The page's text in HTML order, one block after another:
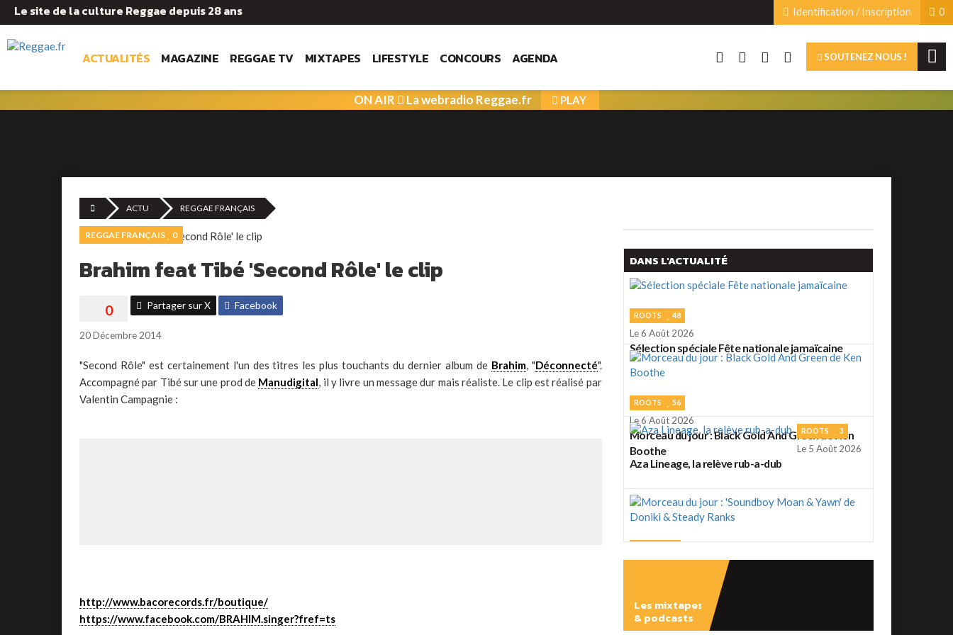
Le site de la culture Reggae depuis 28 ans 0
Identification / Inscription
ACTUALITÉS MAGAZINE REGGAE TV MIXTAPES LIFESTYLE CONCOURS AGENDA SOUTENEZ NOUS !
ON AIR La webradio Reggae.fr PLAY
ACTU REGGAE FRANÇAIS
REGGAE FRANÇAIS 0
Brahim feat Tibé 'Second Rôle' le clip
Partager sur X Facebook
20 Décembre 2014
"Second Rôle" est certainement l'un des titres les plus touchants du dernier album de Brahim, "Déconnecté".
Accompagné par Tibé sur une prod de Manudigital, il y livre un message dur mais réaliste. Le clip est réalisé par
Valentin Campagnie :
http://www.bacorecords.fr/boutique/
https://www.facebook.com/BRAHIM.singer?fref=ts
DANS L'ACTUALITÉ
ROOTS 48
Le 6 Août 2026
Sélection spéciale Fête nationale jamaïcaine
ROOTS 56
Le 6 Août 2026
Morceau du jour : Black Gold And Green de Ken
Boothe
ROOTS 3
Le 5 Août 2026
Aza Lineage, la relève rub-a-dub
Morceau du jour : 'Soundboy Moan & Yawn' de
Doniki & Steady Ranks
ROOTS 41
Le 4 Août 2026
Les mixtapes
& podcasts